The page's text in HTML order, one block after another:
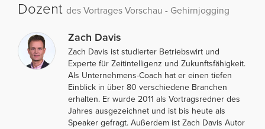
Dozent des Vortrages Vorschau - Gehirnjogging
Zach Davis
Zach Davis ist studierter Betriebswirt und
Experte für Zeitintelligenz und Zukunftsfähigkeit.
Als Unternehmens-Coach hat er einen tiefen
Einblick in über 80 verschiedene Branchen
erhalten. Er wurde 2011 als Vortragsredner des
Jahres ausgezeichnet und ist bis heute als
Speaker gefragt. Außerdem ist Zach Davis Autor